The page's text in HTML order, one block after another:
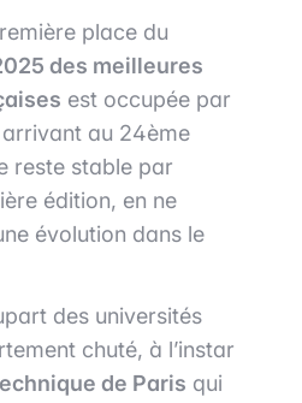
place du
des meilleures
est occupée par
arrivant au 24ème
reste stable par
édition, en ne
évolution dans le
des universités
chuté, à l’instar
de Paris qui